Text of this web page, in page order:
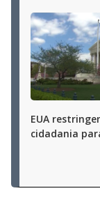
EUA
cidadania